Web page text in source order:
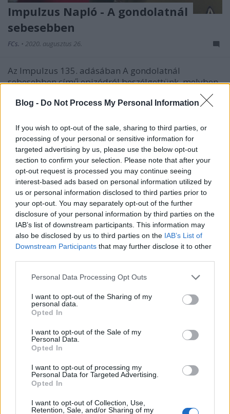
Blog - Do Not Process My Personal Information
If you wish to opt-out of the sale, sharing to third parties, or
processing of your personal or sensitive information for
targeted advertising by us, please use the below opt-out
section to confirm your selection. Please note that after your
opt-out request is processed you may continue seeing
interest-based ads based on personal information utilized by
us or personal information disclosed to third parties prior to
your opt-out. You may separately opt-out of the further
disclosure of your personal information by third parties on the
IAB’s list of downstream participants. This information may
also be disclosed by us to third parties on the IAB’s List of
Downstream Participants that may further disclose it to other
Please note that this website/app uses one or more Google
not limited to your visit or usage behaviour. You may click to
grant or deny consent to Google and its third-party tags to
use your data for below specified purposes in below Google
consent section.
Personal Data Processing Opt Outs
I want to opt-out of the Sharing of my
personal data.
Opted In
I want to opt-out of the Sale of my
Personal Data.
Opted In
I want to opt-out of processing my
Personal Data for Targeted Advertising.
Opted In
I want to opt-out of Collection, Use,
Retention, Sale, and/or Sharing of my
Impulzus Napló - A gondolatnál
sebesebben
FCs. • 2020. augusztus 26.
Az Impulzus 135. adásában A gondolatnál
sebesebben című epizódról beszélgettünk, melyben
az Enterprise a Scalos felszínéről érkező segélyhívás
miatt a helyszínre siet, a fejlett civilizáció impozáns
Compton, a hajón pedig Kirk tűnik el a legénység…
Impulzus Napló - Platón
2020. augusztus 21.
Az Impulzus 134. adásában a Platón
mostohagyermekei című epizódról beszélgettünk,
melyben az ókori görög kultúrára építették a
társadalmukat azok az idegenek, akik a filozófia